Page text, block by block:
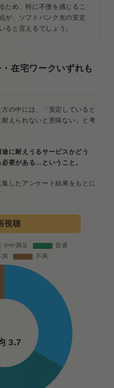
ため、特に不便を感じるこ
が、ソフトバンク光の安定
ると言えるでしょう。
在宅ワークいずれも
の中には、「安定していると
えられないと意味ない」と考
に耐えうるサービスかどう
要がある…ということ。
したアンケート結果をもとに
視聴
3.7